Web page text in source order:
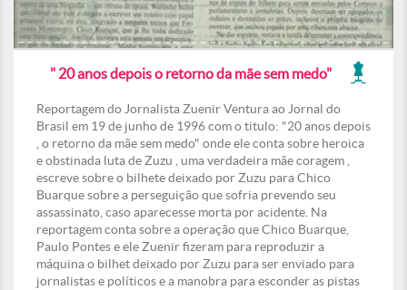
" 20 anos depois o retorno da mãe sem medo"
Reportagem do Jornalista Zuenir Ventura ao Jornal do
Brasil em 19 de junho de 1996 com o titulo: "20 anos depois
, o retorno da mãe sem medo" onde ele conta sobre heroica
e obstinada luta de Zuzu , uma verdadeira mãe coragem ,
escreve sobre o bilhete deixado por Zuzu para Chico
Buarque sobre a perseguição que sofria prevendo seu
assassinato, caso aparecesse morta por acidente. Na
reportagem conta sobre a operação que Chico Buarque,
Paulo Pontes e ele Zuenir fizeram para reproduzir a
máquina o bilhet deixado por Zuzu para ser enviado para
jornalistas e políticos e a manobra para esconder as pistas